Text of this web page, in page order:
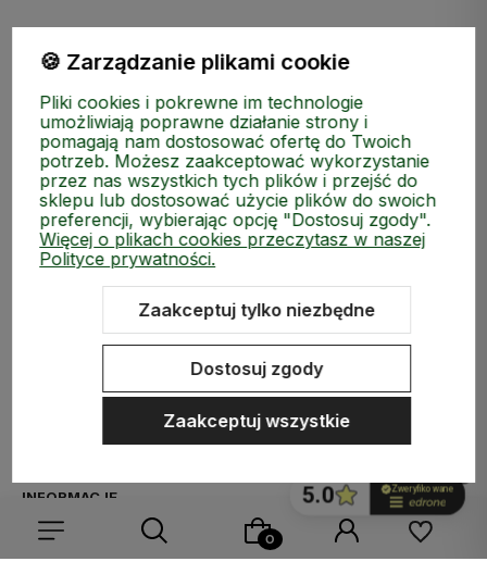
MEDIA SPOŁECZNOŚCIOWE
MOJE KONTO
INFORMACJE
🍪 Zarządzanie plikami cookie
Pliki cookies i pokrewne im technologie
umożliwiają poprawne działanie strony i
pomagają nam dostosować ofertę do Twoich
potrzeb. Możesz zaakceptować wykorzystanie
przez nas wszystkich tych plików i przejść do
sklepu lub dostosować użycie plików do swoich
preferencji, wybierając opcję "Dostosuj zgody".
Więcej o plikach cookies przeczytasz w naszej
Polityce prywatności.
Zaakceptuj tylko niezbędne
Dostosuj zgody
Zaakceptuj wszystkie